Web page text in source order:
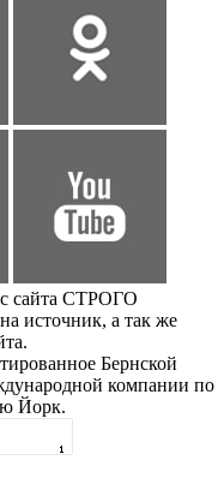
сайта СТРОГО
источник, а так же
Бернской
компании по
Йорк.